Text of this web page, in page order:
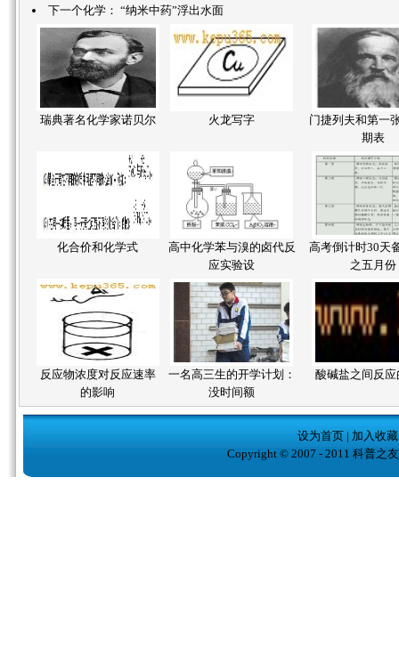
下一个化学： “纳米中药”浮出水面
瑞典著名化学家诺贝尔 火龙写字
门捷列夫和第一
期表
化合价和化学式
高中化学苯与溴的卤代反
应实验设
高考倒计时30天
之五月份
反应物浓度对反应速率
的影响
一名高三生的开学计划：
没时间额
酸碱盐之间反应
设为首页| 加入收藏
Copyright © 2007 - 2011 科普之